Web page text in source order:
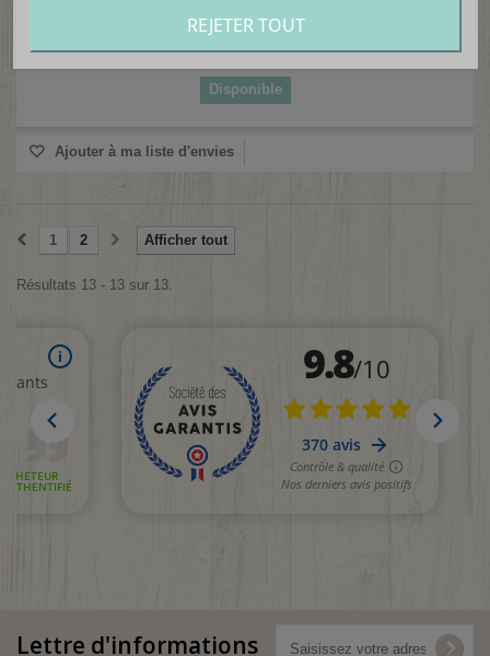
Ajouter au panier
Disponible
Ajouter à ma liste d'envies
Afficher tout
1 2
Résultats 13 - 13 sur 13.
Lettre d'informations
REJETER TOUT